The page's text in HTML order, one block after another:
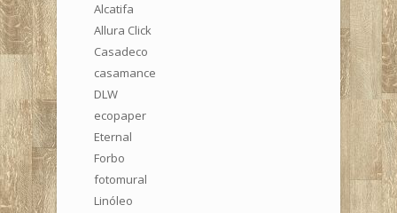
Alcatifa
Allura Click
Casadeco
casamance
DLW
ecopaper
Eternal
Forbo
fotomural
Linóleo